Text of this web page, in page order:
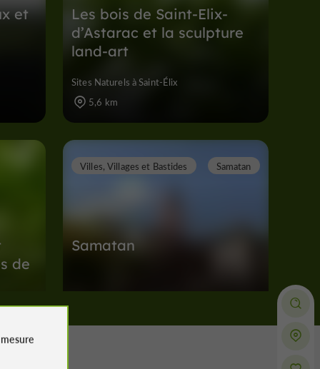
et
Les bois de Saint-Elix-
d’Astarac et la sculpture
land-art
Sites Naturels à Saint-Élix
5,6 km
de
Samatan
Villes, Villages et Bastides Samatan
mesure